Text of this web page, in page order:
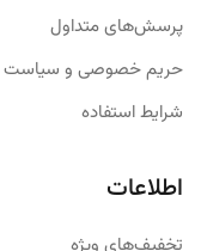
پرسش‌های متداول
حریم خصوصی و سیاست
شرایط استفاده
اطلاعات